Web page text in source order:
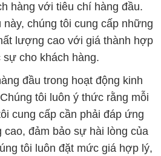
hàng với tiêu chí hàng đầu.
chúng tôi cung cấp những
lượng cao với giá thành hợp
sự cho khách hàng.
đầu trong hoạt động kinh
tôi luôn ý thức rằng mỗi
cung cấp cần phải đáp ứng
đảm bảo sự hài lòng của
tôi luôn đặt mức giá hợp lý,